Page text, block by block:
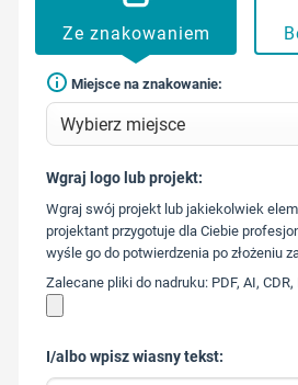
Ze znakowaniem
Miejsce na znakowanie:
217
Wgraj logo lub projekt:
Wgraj swój projekt lub jakiekolwiek
projektant przygotuje dla Ciebie
wyśle go do potwierdzenia po złożeniu
Zalecane pliki do nadruku: PDF, AI, CDR,
I/albo wpisz wiasny tekst: